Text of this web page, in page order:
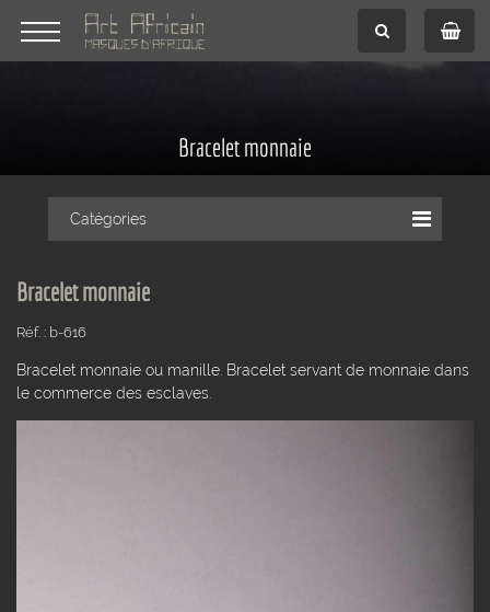
Bracelet monnaie
Catégories
Bracelet monnaie
Réf. : b-616
Bracelet monnaie ou manille. Bracelet servant de monnaie dans
le commerce des esclaves.